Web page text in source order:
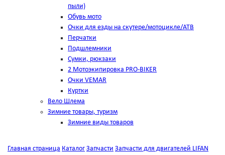
пыли)
Обувь мото
Очки для езды на скутере/мотоцикле/АТВ
Перчатки
Подшлемники
Сумки, рюкзаки
2 Мотоэкипировка PRO-BIKER
Очки VEMAR
Куртки
Вело Шлема
Зимние товары, туризм
Зимние виды товаров
Главная страница Каталог Запчасти Запчасти для двигателей LIFAN